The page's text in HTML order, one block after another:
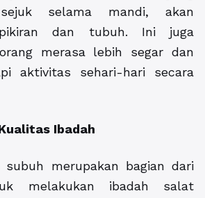
selama mandi, akan
pikiran dan tubuh. Ini juga
merasa lebih segar dan
aktivitas sehari-hari secara
Ibadah
subuh merupakan bagian dari
melakukan ibadah salat